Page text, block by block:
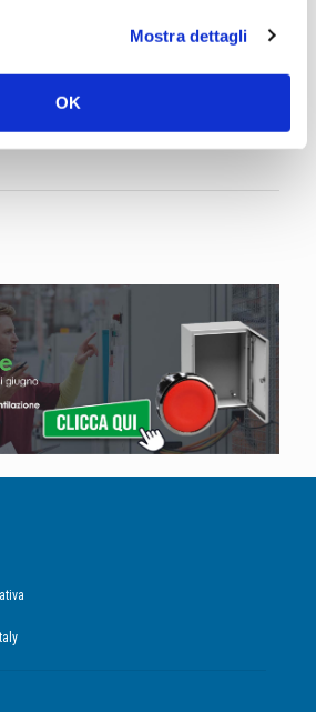
Mostra dettagli
OK
delle apparecchiature per l'industria e
dal packaging alle macchine utensili,